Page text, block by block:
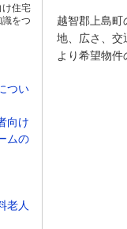
越智郡上島
地、広さ、交
より希望物件
け住宅
をつ
つい
向け
ムの
老人